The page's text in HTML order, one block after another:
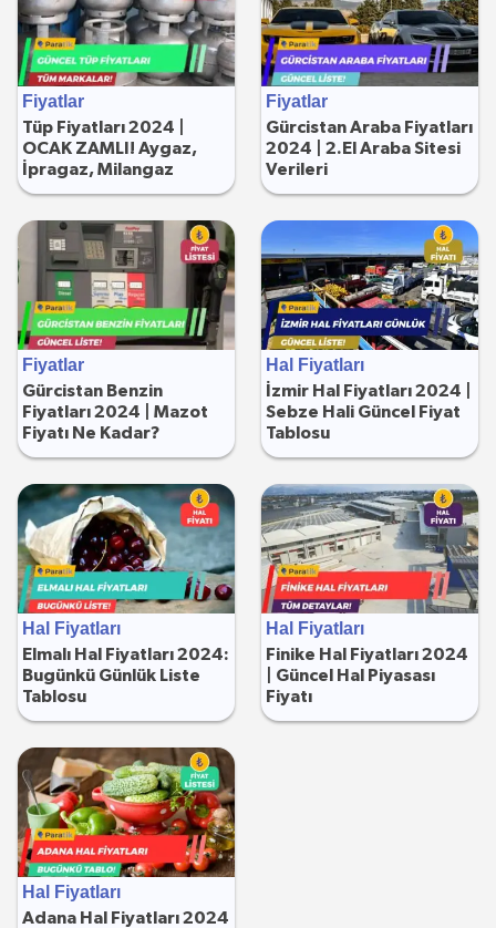
Fiyatlar
Tüp Fiyatları 2024 |
OCAK ZAMLI! Aygaz,
İpragaz, Milangaz
Fiyatlar
Gürcistan Araba Fiyatları
2024 | 2.El Araba Sitesi
Verileri
Fiyatlar
Gürcistan Benzin
Fiyatları 2024 | Mazot
Fiyatı Ne Kadar?
Hal Fiyatları
İzmir Hal Fiyatları 2024 |
Sebze Hali Güncel Fiyat
Tablosu
Hal Fiyatları
Elmalı Hal Fiyatları 2024:
Bugünkü Günlük Liste
Tablosu
Hal Fiyatları
Finike Hal Fiyatları 2024
| Güncel Hal Piyasası
Fiyatı
Hal Fiyatları
Adana Hal Fiyatları 2024